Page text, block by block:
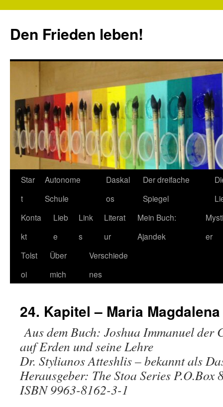
springen
Den Frieden leben!
Star
t
Autonome
Schule
Daskal
os
Der dreifache
Spiegel
Konta
kt
Lieb
e
Link
s
Literat
ur
Mein Buch:
Ajandek
er
Tolst
oi
Über
mich
Verschiede
nes
24. Kapitel – Maria Magdalena
Aus dem Buch: Joshua Immanuel der
auf Erden und seine Lehre
Dr. Stylianos Atteshlis – bekannt als
Herausgeber: The Stoa Series
ISBN 9963-8162-3-1